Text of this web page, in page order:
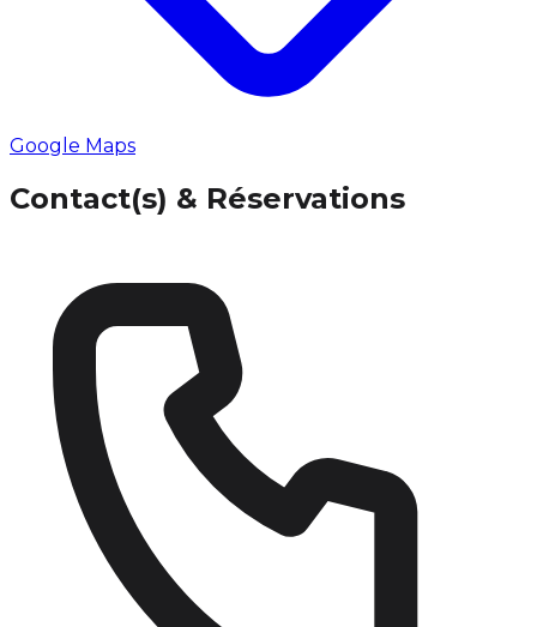
Google Maps
Contact(s) & Réservations